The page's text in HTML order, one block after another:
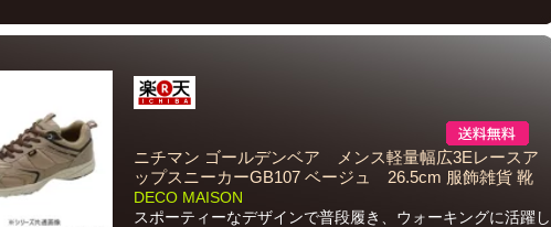
ニチマン ゴールデンベア メンス軽量幅広3Eレースア
ップスニーカーGB107 ベージュ 26.5cm 服飾雑貨 靴
DECO MAISON
スポーティーなデザインで普段履き、ウォーキングに活躍し